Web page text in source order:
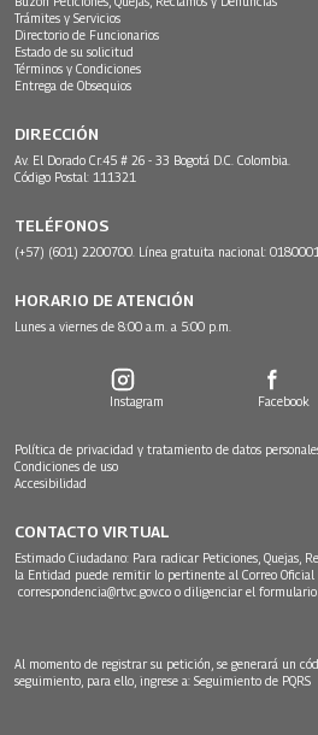
Trámites y Servicios
Directorio de Funcionarios
Estado de su solicitud
Términos y Condiciones
Entrega de Obsequios
DIRECCIÓN
Av. El Dorado Cr.45 # 26 - 33 Bogotá D.C. Colombia.
Código Postal: 111321
TELÉFONOS
(+57) (601) 2200700. Línea gratuita nacional:
HORARIO DE ATENCIÓN
Lunes a viernes de 8:00 a.m. a 5:00 p.m.
Instagram Facebook
Política de privacidad y tratamiento de datos
Condiciones de uso
Accesibilidad
CONTACTO VIRTUAL
Estimado Ciudadano: Para radicar Peticiones, Quejas,
la Entidad puede remitir lo pertinente al Correo Oficial
correspondencia@rtvc.gov.co o diligenciar el formulario
Al momento de registrar su petición, se generará un
seguimiento, para ello, ingrese a: Seguimiento de PQRS